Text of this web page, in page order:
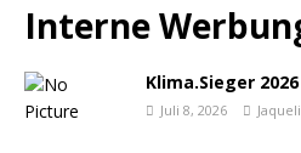
Interne
Klima.Sieger
Juli 8, 2026